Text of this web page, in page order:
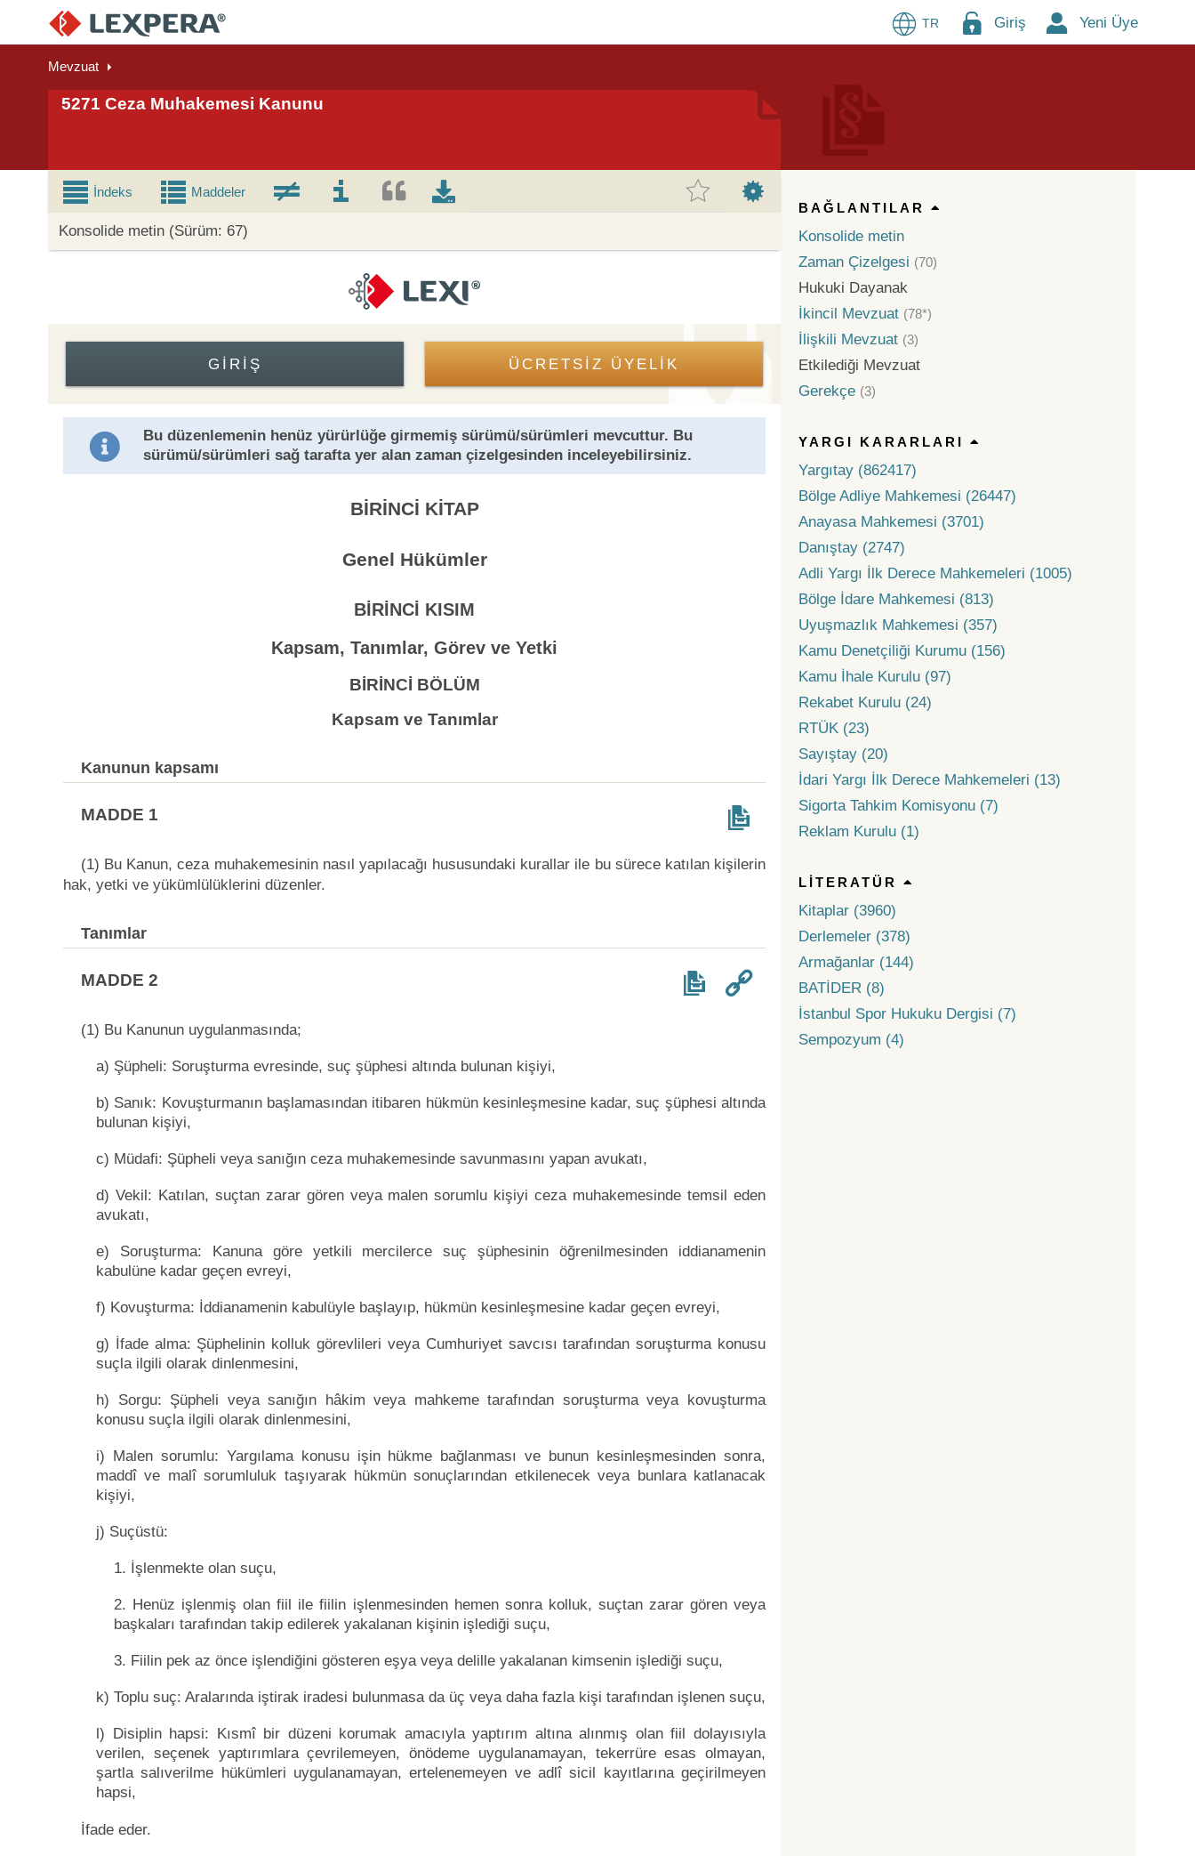
TR Giriş Yeni Üye
Mevzuat
5271 Ceza Muhakemesi Kanunu
İndeks Maddeler
Konsolide metin (Sürüm: 67)
GIRIŞ ÜCRETSİZ ÜYELİK
Bu düzenlemenin henüz yürürlüğe girmemiş sürümü/sürümleri mevcuttur. Bu
sürümü/sürümleri sağ tarafta yer alan zaman çizelgesinden inceleyebilirsiniz.
BİRİNCİ KİTAP
Genel Hükümler
BİRİNCİ KISIM
Kapsam, Tanımlar, Görev ve Yetki
BİRİNCİ BÖLÜM
Kapsam ve Tanımlar
Kanunun kapsamı
MADDE 1
(1) Bu Kanun, ceza muhakemesinin nasıl yapılacağı hususundaki kurallar ile bu sürece katılan kişilerin
hak, yetki ve yükümlülüklerini düzenler.
Tanımlar
MADDE 2
(1) Bu Kanunun uygulanmasında;
a) Şüpheli: Soruşturma evresinde, suç şüphesi altında bulunan kişiyi,
b) Sanık: Kovuşturmanın başlamasından itibaren hükmün kesinleşmesine kadar, suç şüphesi altında
bulunan kişiyi,
c) Müdafi: Şüpheli veya sanığın ceza muhakemesinde savunmasını yapan avukatı,
d) Vekil: Katılan, suçtan zarar gören veya malen sorumlu kişiyi ceza muhakemesinde temsil eden
avukatı,
e) Soruşturma: Kanuna göre yetkili mercilerce suç şüphesinin öğrenilmesinden iddianamenin
kabulüne kadar geçen evreyi,
f) Kovuşturma: İddianamenin kabulüyle başlayıp, hükmün kesinleşmesine kadar geçen evreyi,
g) İfade alma: Şüphelinin kolluk görevlileri veya Cumhuriyet savcısı tarafından soruşturma konusu
suçla ilgili olarak dinlenmesini,
h) Sorgu: Şüpheli veya sanığın hâkim veya mahkeme tarafından soruşturma veya kovuşturma
konusu suçla ilgili olarak dinlenmesini,
i) Malen sorumlu: Yargılama konusu işin hükme bağlanması ve bunun kesinleşmesinden sonra,
maddî ve malî sorumluluk taşıyarak hükmün sonuçlarından etkilenecek veya bunlara katlanacak
kişiyi,
j) Suçüstü:
1. İşlenmekte olan suçu,
2. Henüz işlenmiş olan fiil ile fiilin işlenmesinden hemen sonra kolluk, suçtan zarar gören veya
başkaları tarafından takip edilerek yakalanan kişinin işlediği suçu,
3. Fiilin pek az önce işlendiğini gösteren eşya veya delille yakalanan kimsenin işlediği suçu,
k) Toplu suç: Aralarında iştirak iradesi bulunmasa da üç veya daha fazla kişi tarafından işlenen suçu,
l) Disiplin hapsi: Kısmî bir düzeni korumak amacıyla yaptırım altına alınmış olan fiil dolayısıyla
verilen, seçenek yaptırımlara çevrilemeyen, önödeme uygulanamayan, tekerrüre esas olmayan,
şartla salıverilme hükümleri uygulanamayan, ertelenemeyen ve adlî sicil kayıtlarına geçirilmeyen
hapsi,
İfade eder.
BAĞLANTILAR
Konsolide metin
Zaman Çizelgesi (70)
Hukuki Dayanak
İkincil Mevzuat (78*)
İlişkili Mevzuat (3)
Etkilediği Mevzuat
Gerekçe (3)
YARGI KARARLARI
Yargıtay (862417)
Bölge Adliye Mahkemesi (26447)
Anayasa Mahkemesi (3701)
Danıştay (2747)
Adli Yargı İlk Derece Mahkemeleri (1005)
Bölge İdare Mahkemesi (813)
Uyuşmazlık Mahkemesi (357)
Kamu Denetçiliği Kurumu (156)
Kamu İhale Kurulu (97)
Rekabet Kurulu (24)
RTÜK (23)
Sayıştay (20)
İdari Yargı İlk Derece Mahkemeleri (13)
Sigorta Tahkim Komisyonu (7)
Reklam Kurulu (1)
LITERATÜR
Kitaplar (3960)
Derlemeler (378)
Armağanlar (144)
BATİDER (8)
İstanbul Spor Hukuku Dergisi (7)
Sempozyum (4)